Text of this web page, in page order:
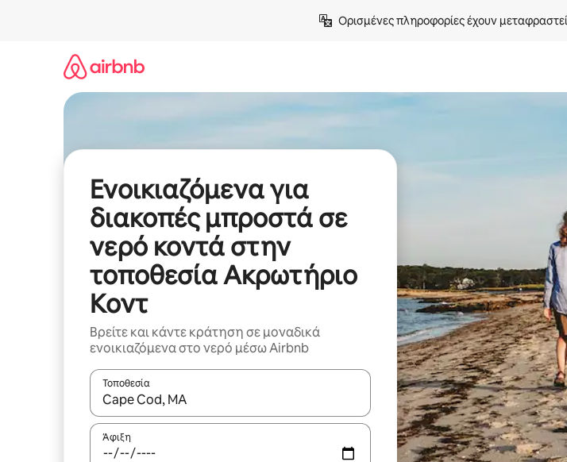
Ορισμένες πληροφορίες έχουν
Ενοικιαζόμενα για
διακοπές μπροστά σε
νερό κοντά στην
τοποθεσία Ακρωτήριο
Κοντ
Βρείτε και κάντε κράτηση σε μοναδικά
ενοικιαζόμενα στο νερό μέσω Airbnb
Τοποθεσία
Όταν τα αποτελέσματα είναι διαθέσιμα, μπορείτε να πλοηγηθείτε στη σελίδα με τα
Άφιξη